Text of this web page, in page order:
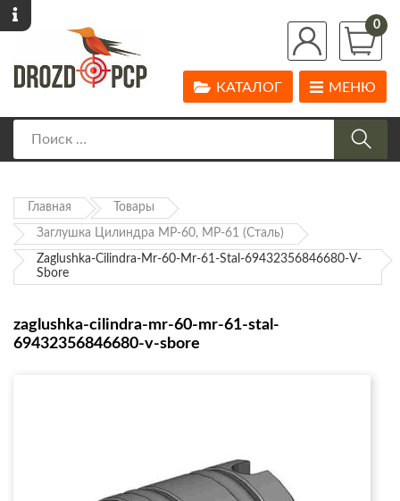
0
МЕНЮ
КАТАЛОГ
Главная Товары
Заглушка Цилиндра МР-60, МР-61 (сталь)
Zaglushka-Cilindra-Mr-60-Mr-61-Stal-69432356846680-V-
Sbore
zaglushka-cilindra-mr-60-mr-61-stal-
69432356846680-v-sbore